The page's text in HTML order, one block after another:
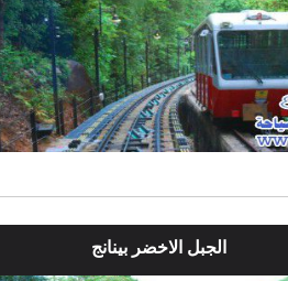
الجبل الاخضر بينانج